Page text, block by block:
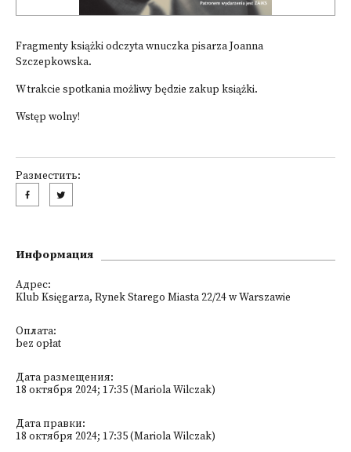
Fragmenty książki odczyta wnuczka pisarza Joanna
Szczepkowska.
W trakcie spotkania możliwy będzie zakup książki.
Wstęp wolny!
Разместить:
Информация
Адрес:
Klub Księgarza, Rynek Starego Miasta 22/24 w Warszawie
Оплата:
bez opłat
Дата размещения:
18 октября 2024; 17:35 (Mariola Wilczak)
Дата правки:
18 октября 2024; 17:35 (Mariola Wilczak)